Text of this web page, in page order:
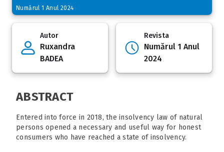
Numărul 1 Anul 2024
Autor
Ruxandra
BADEA
Revista
Numărul 1 Anul
2024
ABSTRACT
Entered into force in 2018, the insolvency law of natural
persons opened a necessary and useful way for honest
consumers who have reached a state of insolvency.